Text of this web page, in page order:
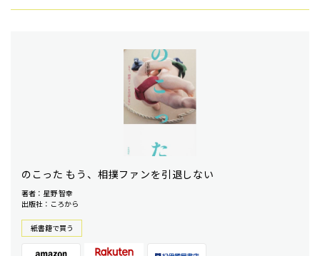
のこった もう、相撲ファンを引退しない
著者：星野 智幸
出版社：ころから
紙書籍で買う